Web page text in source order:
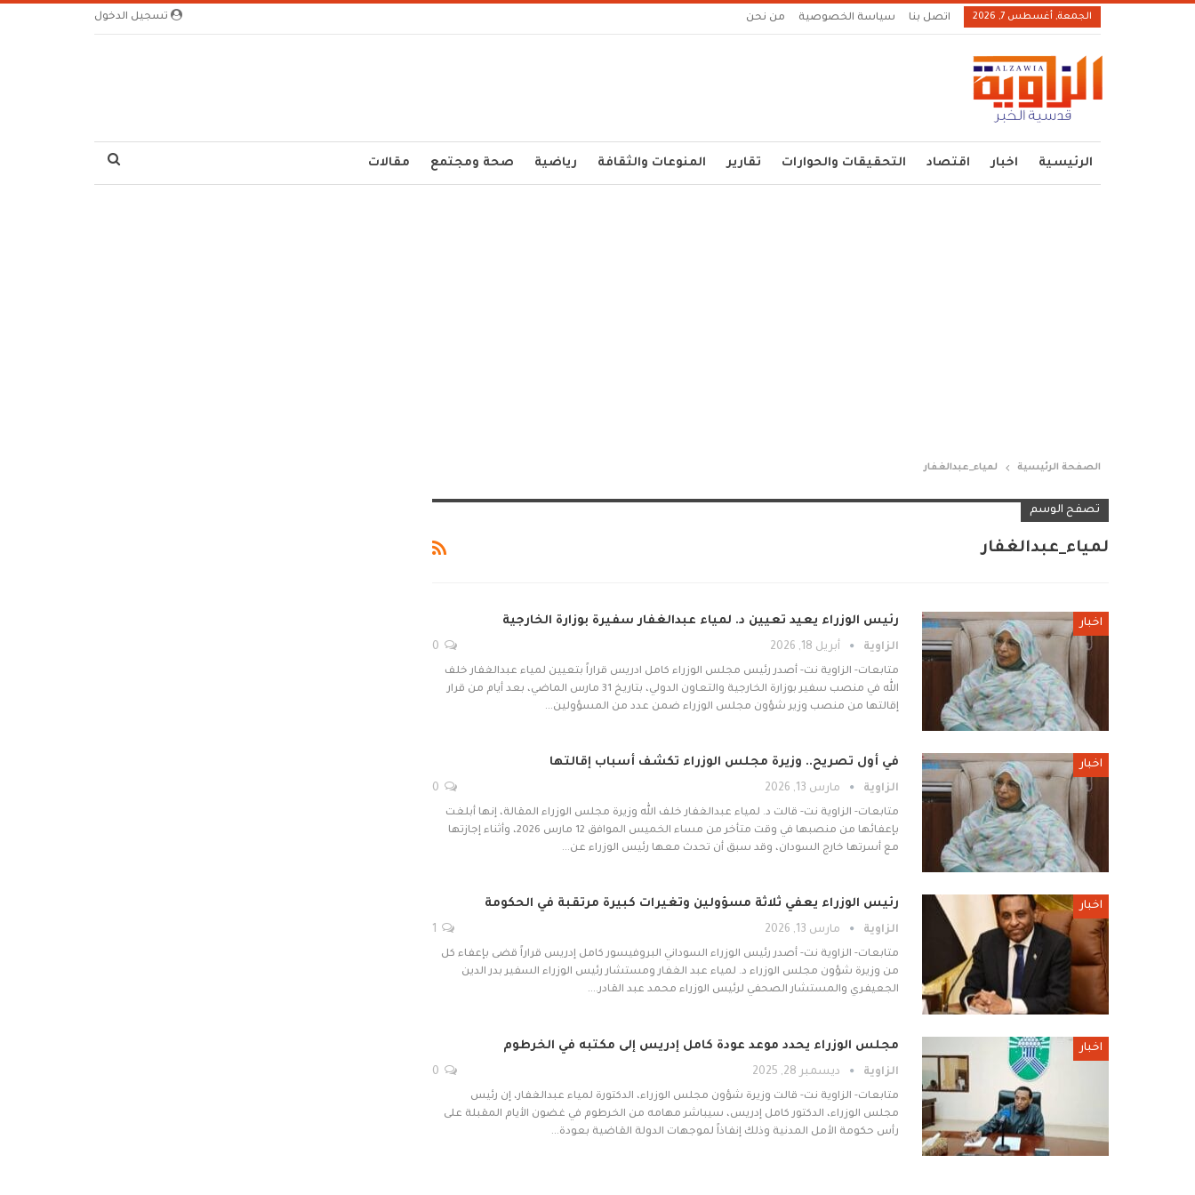
تسجيل الدخول الجمعة, أغسطس 7, 2026 اتصل بنا سياسة الخصوصية من نحن
الرئيسية اخبار اقتصاد التحقيقات والحوارات تقارير المنوعات والثقافة رياضية صحة ومجتمع مقالات
الصفحة الرئيسية لمياء_عبدالغفار
تصفح الوسم
لمياء_عبدالغفار
اخبار رئيس الوزراء يعيد تعيين د. لمياء عبدالغفار سفيرة بوزارة الخارجية
الزاوية أبريل 18, 2026
متابعات- الزاوية نت- أصدر رئيس مجلس الوزراء كامل ادريس قراراً بتعيين لمياء عبدالغفار خلف
الله في منصب سفير بوزارة الخارجية والتعاون الدولي، بتاريخ 31 مارس الماضي، بعد أيام من قرار
إقالتها من منصب وزير شؤون مجلس الوزراء ضمن عدد من المسؤولين…
اخبار في أول تصريح.. وزيرة مجلس الوزراء تكشف أسباب إقالتها
الزاوية مارس 13, 2026
متابعات- الزاوية نت- قالت د. لمياء عبدالغفار خلف الله وزيرة مجلس الوزراء المقالة، إنها أبلغت
بإعفائها من منصبها في وقت متأخر من مساء الخميس الموافق 12 مارس 2026، وأثناء إجازتها
مع أسرتها خارج السودان، وقد سبق أن تحدث معها رئيس الوزراء عن…
اخبار رئيس الوزراء يعفي ثلاثة مسؤولين وتغيرات كبيرة مرتقبة في الحكومة
الزاوية مارس 13, 2026
متابعات- الزاوية نت- أصدر رئيس الوزراء السوداني البروفيسور كامل إدريس قراراً قضى بإعفاء كل
من وزيرة شؤون مجلس الوزراء د. لمياء عبد الغفار ومستشار رئيس الوزراء السفير بدر الدين
الجعيفري والمستشار الصحفي لرئيس الوزراء محمد عبد القادر.…
اخبار مجلس الوزراء يحدد موعد عودة كامل إدريس إلى مكتبه في الخرطوم
الزاوية ديسمبر 28, 2025
متابعات- الزاوية نت- قالت وزيرة شؤون مجلس الوزراء، الدكتورة لمياء عبدالغفار، إن رئيس
مجلس الوزراء، الدكتور كامل إدريس، سيباشر مهامه من الخرطوم في غضون الأيام المقبلة على
رأس حكومة الأمل المدنية وذلك إنفاذاً لموجهات الدولة القاضية بعودة…